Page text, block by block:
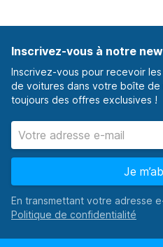
Inscrivez-vous à notre
Inscrivez-vous pour recevoir
de voitures dans votre boîte de
toujours des offres exclusives !
Je
En transmettant votre adresse